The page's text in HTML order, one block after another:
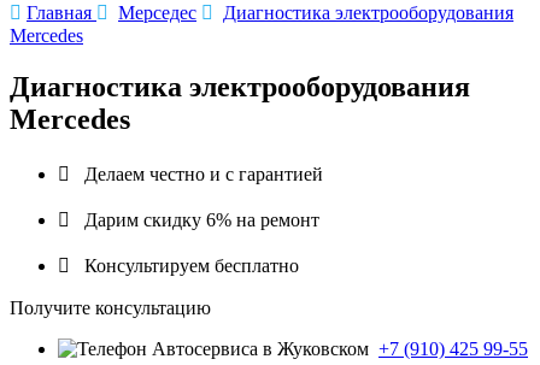
 Главная  Мерседес 
Диагностика электрооборудования
Mercedes
Диагностика электрооборудования
Mercedes
 Делаем честно и с гарантией
 Дарим скидку 6% на ремонт
 Консультируем бесплатно
Получите консультацию
+7 (910) 425 99-55